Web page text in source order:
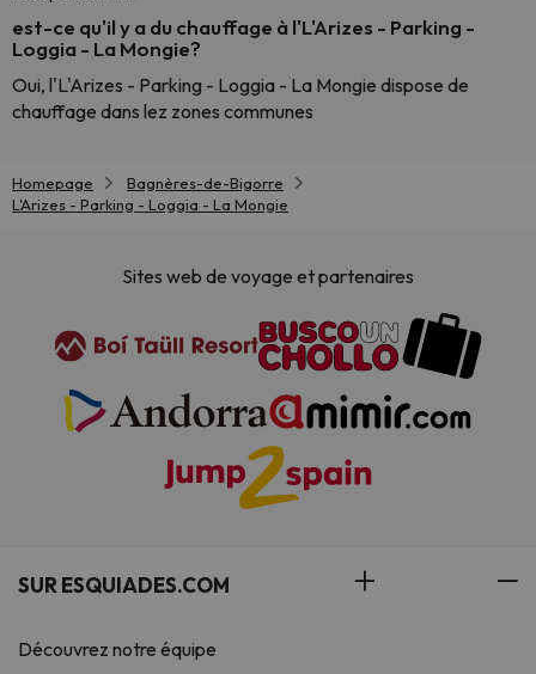
est-ce qu'il y a du chauffage à l'L'Arizes - Parking -
Loggia - La Mongie?
Oui, l'L'Arizes - Parking - Loggia - La Mongie dispose de
chauffage dans lez zones communes
Homepage
Bagnères-de-Bigorre
L'Arizes - Parking - Loggia - La Mongie
Sites web de voyage et partenaires
SUR ESQUIADES.COM
Découvrez notre équipe